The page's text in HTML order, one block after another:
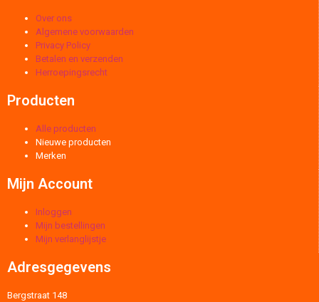
Over ons
Algemene voorwaarden
Privacy Policy
Betalen en verzenden
Herroepingsrecht
Producten
Alle producten
Nieuwe producten
Merken
Mijn Account
Inloggen
Mijn bestellingen
Mijn verlanglijstje
Adresgegevens
Bergstraat 148